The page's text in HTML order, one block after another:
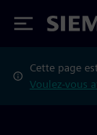
Siemens
Cette page
Voulez-vous